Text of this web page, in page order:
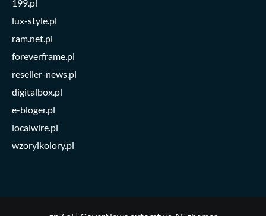
199.pl
lux-style.pl
ram.net.pl
foreverframe.pl
reseller-news.pl
digitalbox.pl
e-bloger.pl
localwire.pl
wzoryikolory.pl